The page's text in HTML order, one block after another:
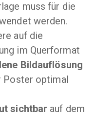
muss für die
werden.
auf die
im Querformat
Bildauflösung
Poster optimal
sichtbar auf dem